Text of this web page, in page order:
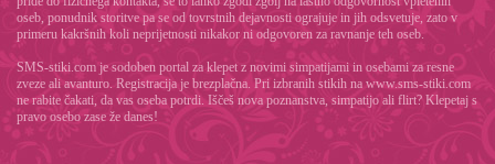
oseb, ponudnik storitve pa se od tovrstnih dejavnosti ograjuje in jih odsvetuje, zato v
primeru kakršnih koli neprijetnosti nikakor ni odgovoren za ravnanje teh oseb.
SMS-stiki.com je sodoben portal za klepet z novimi simpatijami in osebami za resne
zveze ali avanturo. Registracija je brezplačna. Pri izbranih stikih na www.sms-stiki.com
ne rabite čakati, da vas oseba potrdi. Iščeš nova poznanstva, simpatijo ali flirt? Klepetaj s
pravo osebo zase že danes!